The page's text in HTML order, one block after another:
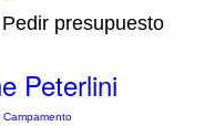
Pedir presupuesto
Peterlini
Campamento